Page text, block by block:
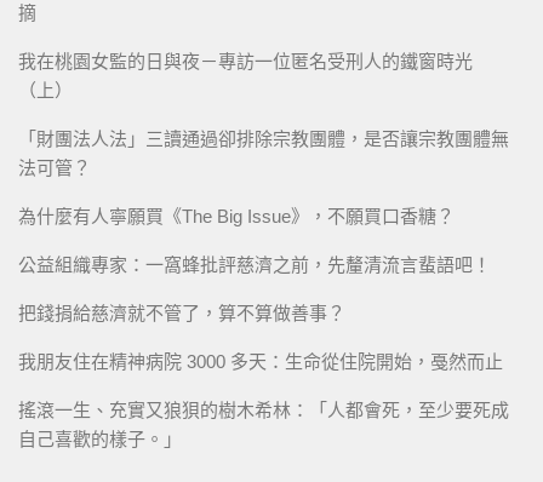
摘
我在桃園女監的日與夜－專訪一位匿名受刑人的鐵窗時光
（上）
「財團法人法」三讀通過卻排除宗教團體，是否讓宗教團體無
法可管？
為什麼有人寧願買《The Big Issue》，不願買口香糖？
公益組織專家：一窩蜂批評慈濟之前，先釐清流言蜚語吧！
把錢捐給慈濟就不管了，算不算做善事？
我朋友住在精神病院 3000 多天：生命從住院開始，戞然而止
搖滾一生、充實又狼狽的樹木希林：「人都會死，至少要死成
自己喜歡的樣子。」